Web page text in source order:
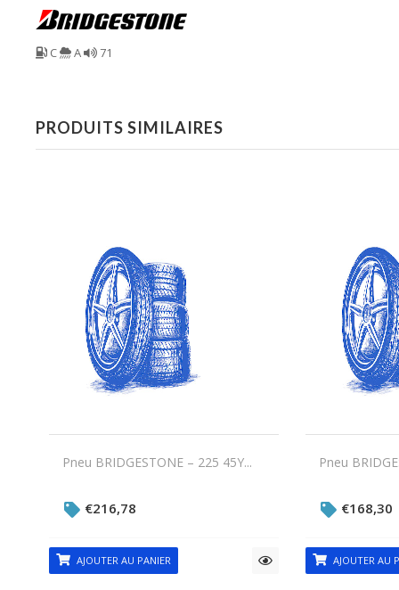
C A 71
PRODUITS SIMILAIRES
Pneu BRIDGESTONE – 225 45Y...
€216,78
AJOUTER AU PANIER
Pneu
€168,30
AJOUTER AU